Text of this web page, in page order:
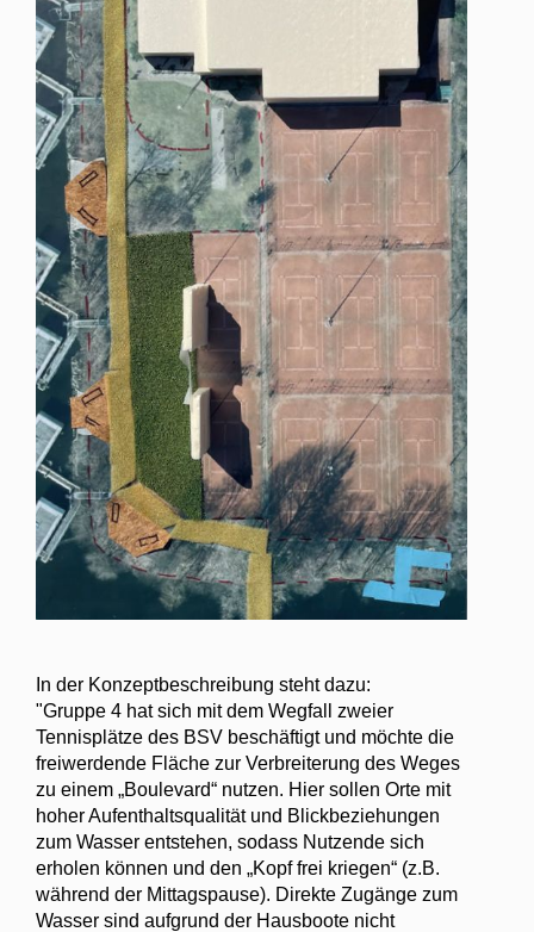
In der Konzeptbeschreibung steht dazu:
"Gruppe 4 hat sich mit dem Wegfall zweier
Tennisplätze des BSV beschäftigt und möchte die
freiwerdende Fläche zur Verbreiterung des Weges
zu einem „Boulevard“ nutzen. Hier sollen Orte mit
hoher Aufenthaltsqualität und Blickbeziehungen
zum Wasser entstehen, sodass Nutzende sich
erholen können und den „Kopf frei kriegen“ (z.B.
während der Mittagspause). Direkte Zugänge zum
Wasser sind aufgrund der Hausboote nicht